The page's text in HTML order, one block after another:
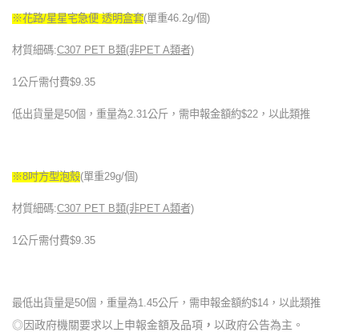
※花路/星星宅急便 透明盒套(單重46.2g/個)
材質細碼:C307 PET B類(非PET A類者)
1公斤需付費$9.35
低出貨量是50個，重量為2.31公斤，需申報金額約$22，以此類推
※8吋方型泡殼(單重29g/個)
材質細碼:C307 PET B類(非PET A類者)
1公斤需付費$9.35
最低出貨量是50個，重量為1.45公斤，需申報金額約$14，以此類推
◎因政府機關要求以上申報金額及品項 ， 以政府公告為主 。